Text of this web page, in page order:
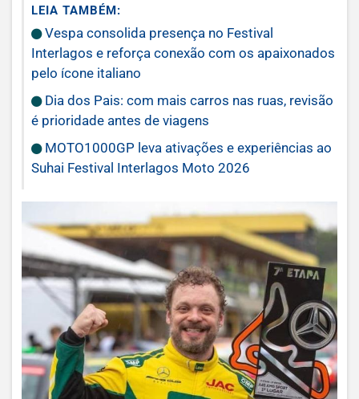
LEIA TAMBÉM:
Vespa consolida presença no Festival
Interlagos e reforça conexão com os apaixonados
pelo ícone italiano
Dia dos Pais: com mais carros nas ruas, revisão
é prioridade antes de viagens
MOTO1000GP leva ativações e experiências ao
Suhai Festival Interlagos Moto 2026